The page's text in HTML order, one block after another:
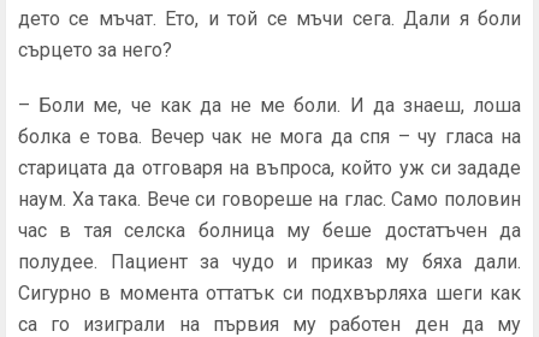
дето се мъчат. Ето, и той се мъчи сега. Дали я боли
сърцето за него?
– Боли ме, че как да не ме боли. И да знаеш, лоша
болка е това. Вечер чак не мога да спя – чу гласа на
старицата да отговаря на въпроса, който уж си зададе
наум. Ха така. Вече си говореше на глас. Само половин
час в тая селска болница му беше достатъчен да
полудее. Пациент за чудо и приказ му бяха дали.
Сигурно в момента оттатък си подхвърляха шеги как
са го изиграли на първия му работен ден да му